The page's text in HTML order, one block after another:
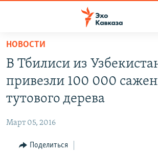
Вернуться
основному
содержанию
Вернутся
главной
навигации
Вернутся
НОВОСТИ
СУХУМИ
ВЕСЬ КАВКАЗ
СЕВЕРНЫЙ КАВКАЗ
ТЕМЫ
НОВОСТИ
В Тбилиси из
привезли 100 000
тутового дерева
Март 05, 2016
Поделиться